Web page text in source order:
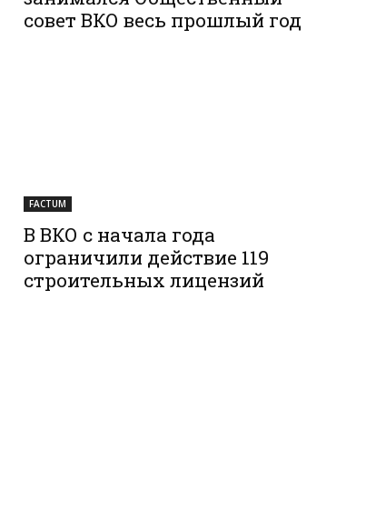
совет ВКО весь прошлый год
FACTUM
В ВКО с начала года
ограничили действие 119
строительных лицензий